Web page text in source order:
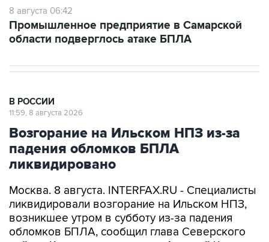
области подверглось атаке БПЛА
Возгорание на Ильском НПЗ из-за
падения обломков БПЛА
ликвидировано
Москва. 8 августа. INTERFAX.RU - Специалисты
возникшее утром в субботу из-за падения
обломков БПЛА, сообщил глава Северского
района Краснодарского края Алексей Чеверев
в своем канале в Max.